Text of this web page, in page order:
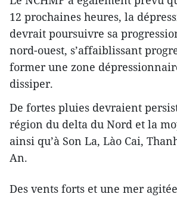
12 prochaines heures, la
devrait poursuivre sa
nord-ouest, s’affaiblissant
former une zone
dissiper.
De fortes pluies devraient
région du delta du Nord et la
ainsi qu’à Son La, Lào Cai,
An.
Des vents forts et une mer